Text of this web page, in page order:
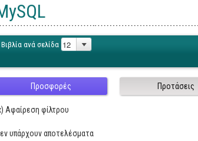
Βιβλία ανά σελίδα
Προσφορές Προτάσεις
Αφαίρεση φίλτρου
υπάρχουν αποτελέσματα